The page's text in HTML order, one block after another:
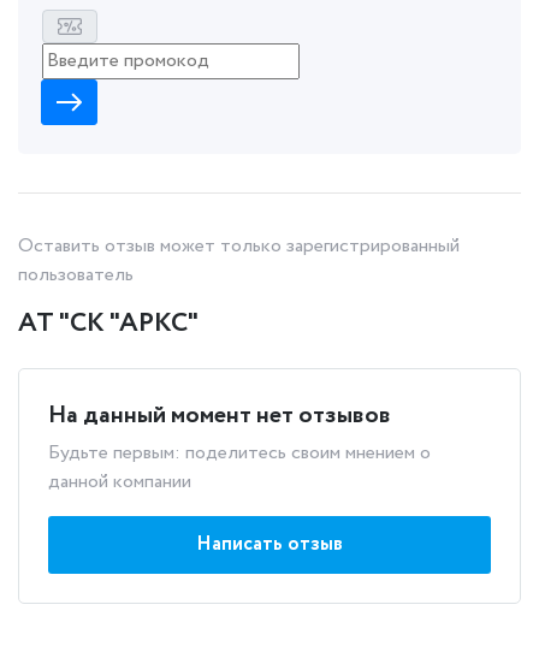
АТ "СК "АРКС"
Оставить отзыв может только зарегистрированный
пользователь
На данный момент нет отзывов
Будьте первым: поделитесь своим мнением о
данной компании
Написать отзыв